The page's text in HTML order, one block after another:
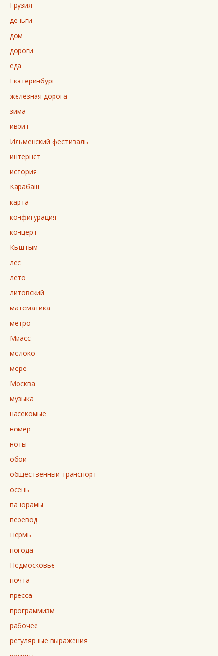
Грузия
деньги
дом
дороги
еда
Екатеринбург
железная дорога
зима
иврит
Ильменский фестиваль
интернет
история
Карабаш
карта
конфигурация
концерт
Кыштым
лес
лето
литовский
математика
метро
Миасс
молоко
море
Москва
музыка
насекомые
номер
ноты
обои
общественный транспорт
осень
панорамы
перевод
Пермь
погода
Подмосковье
почта
пресса
программизм
рабочее
регулярные выражения